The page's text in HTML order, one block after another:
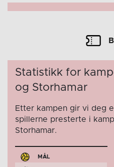
Statistikk for
og Storhamar
Etter kampen gir vi deg
spillerne presterte i
Storhamar.
MÅL